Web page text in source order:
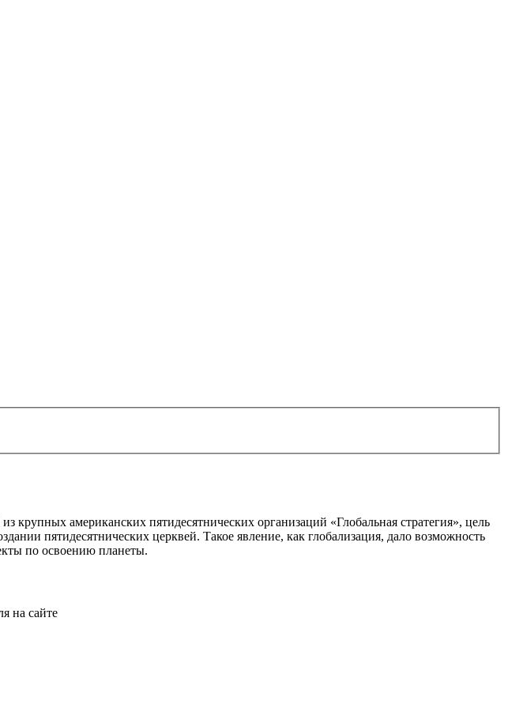
американских пятидесятнических организаций «Глобальная стратегия», цель
пятидесятнических церквей. Такое явление, как глобализация, дало возможность
по освоению планеты.
на сайте